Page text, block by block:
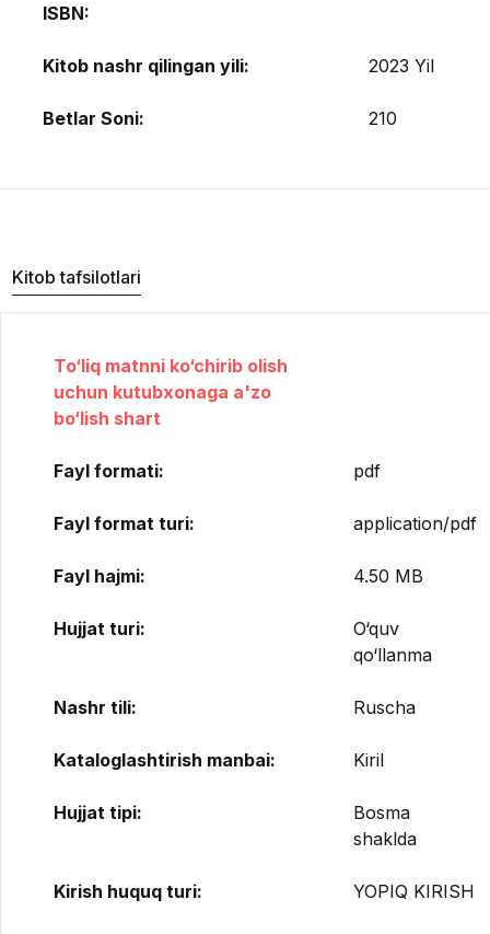
ISBN:
Kitob nashr qilingan yili: 2023 Yil
Betlar Soni: 210
Kitob tafsilotlari
To‘liq matnni ko‘chirib olish
uchun kutubxonaga a'zo
bo‘lish shart
Fayl formati: pdf
Fayl format turi: application/pdf
Fayl hajmi: 4.50 MB
Hujjat turi:
O‘quv
qo‘llanma
Nashr tili: Ruscha
Kataloglashtirish manbai: Kiril
Hujjat tipi:
Bosma
shaklda
Kirish huquq turi: YOPIQ KIRISH